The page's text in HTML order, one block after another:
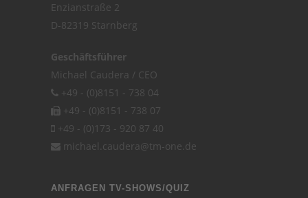
Enzianstraße 2
D-82319 Starnberg
Geschäftsführer
Michael Caudera / CEO
+49 - (0)8151 - 738 04
+49 - (0)8151 - 738 07
+49 - (0)173 - 920 87 40
michael.caudera@tm-one.de
ANFRAGEN TV-SHOWS/QUIZ